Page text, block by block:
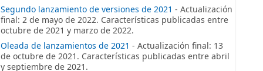
Segundo lanzamiento de versiones de 2021 - Actualización
final: 2 de mayo de 2022. Características publicadas entre
octubre de 2021 y marzo de 2022.
Oleada de lanzamientos de 2021 - Actualización final: 13
de octubre de 2021. Características publicadas entre abril
y septiembre de 2021.